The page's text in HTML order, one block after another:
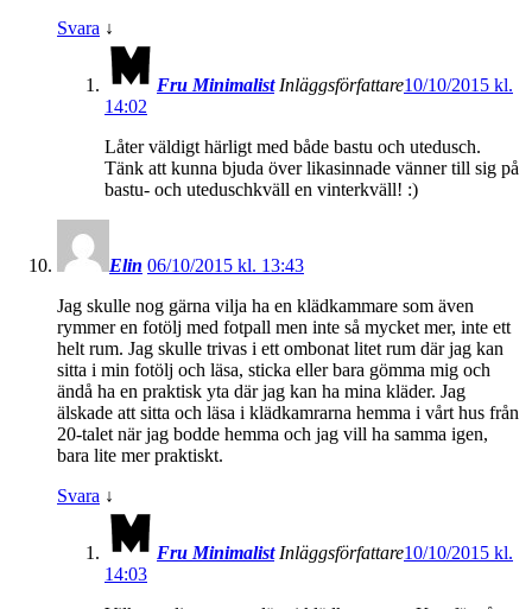
Svara ↓
Fru Minimalist Inläggsförfattare10/10/2015 kl.
14:02
Låter väldigt härligt med både bastu och utedusch.
Tänk att kunna bjuda över likasinnade vänner till sig på
bastu- och uteduschkväll en vinterkväll! :)
Elin 06/10/2015 kl. 13:43
Jag skulle nog gärna vilja ha en klädkammare som även
rymmer en fotölj med fotpall men inte så mycket mer, inte ett
helt rum. Jag skulle trivas i ett ombonat litet rum där jag kan
sitta i min fotölj och läsa, sticka eller bara gömma mig och
ändå ha en praktisk yta där jag kan ha mina kläder. Jag
älskade att sitta och läsa i klädkamrarna hemma i vårt hus från
20-talet när jag bodde hemma och jag vill ha samma igen,
bara lite mer praktiskt.
Svara ↓
Fru Minimalist Inläggsförfattare10/10/2015 kl.
14:03